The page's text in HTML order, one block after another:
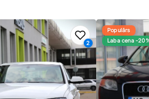
2
Pievienot
Populārs
Laba cena -